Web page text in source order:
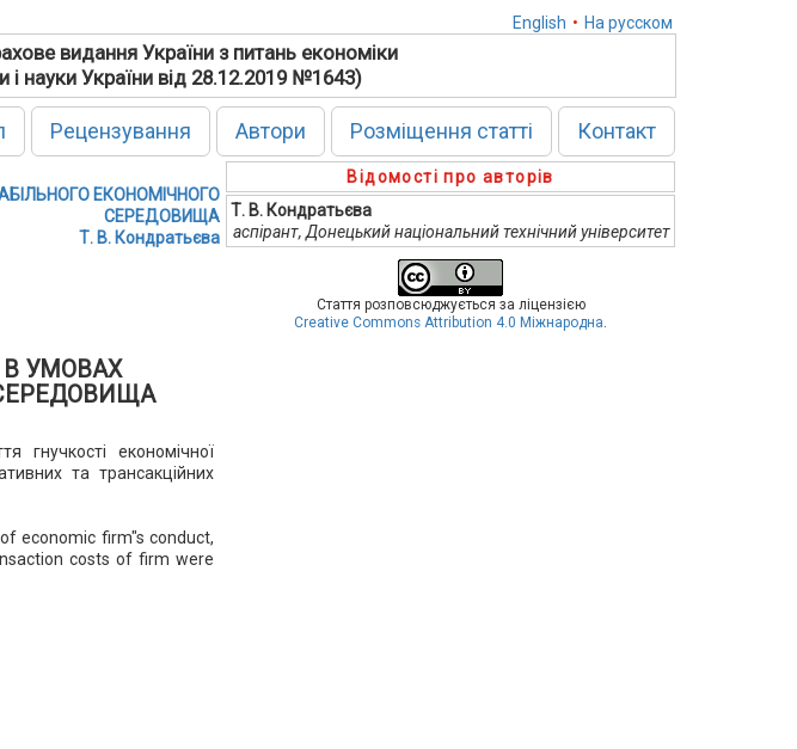
English • На русском
видання України з питань економіки
і науки України від 28.12.2019 №1643)
Рецензування Автори Розміщення статті Контакт
ЕКОНОМІЧНОГО
СЕРЕДОВИЩА
Т. В. Кондратьєва
В УМОВАХ
гнучкості економічної
та трансакційних
economic firm"s conduct,
costs of firm were
Відомості про авторів
Т. В. Кондратьєва
аспірант, Донецький національний технічний університет
Стаття розповсюджується за ліцензією
Creative Commons Attribution 4.0 Міжнародна.